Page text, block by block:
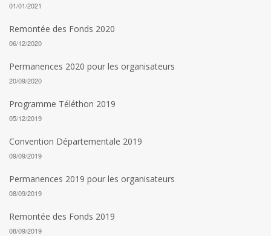
01/01/2021
Remontée des Fonds 2020
06/12/2020
Permanences 2020 pour les organisateurs
20/09/2020
Programme Téléthon 2019
05/12/2019
Convention Départementale 2019
09/09/2019
Permanences 2019 pour les organisateurs
08/09/2019
Remontée des Fonds 2019
08/09/2019